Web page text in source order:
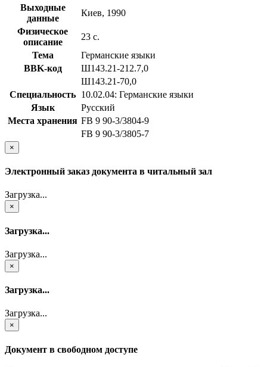
Выходные
данные
Киев, 1990
Физическое
описание
23 с.
Тема
Германские языки
BBK-код
Ш143.21-212.7,0
Ш143.21-70,0
Специальность 10.02.04: Германские языки
Язык
Русский
Места хранения FB 9 90-3/3804-9
FB 9 90-3/3805-7
×
Электронный заказ документа в читальный зал
Загрузка...
×
Загрузка...
Загрузка...
×
Загрузка...
Загрузка...
×
Документ в свободном доступе